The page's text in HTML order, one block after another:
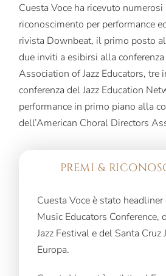
Cuesta Voce ha ricevuto
riconoscimento per performance
rivista Downbeat, il primo posto al
due inviti a esibirsi alla
Association of Jazz Educators, tre
conferenza del Jazz Education
performance in primo piano alla
dell’American Choral Directors
PREMI &
Cuesta Voce è stato
Music Educators Conference,
Jazz Festival e del Santa Cruz
Europa.